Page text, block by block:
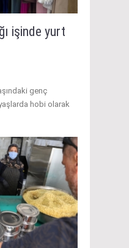
işinde yurt
genç
hobi olarak